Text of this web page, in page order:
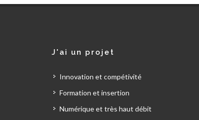
J'ai un projet
Innovation et compétivité
Formation et insertion
Numérique et très haut débit